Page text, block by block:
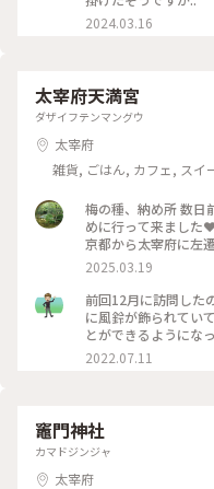
2024.03.16
太宰府天満宮
ダザイフテンマングウ
太宰府
雑貨, ごはん, カフェ, スイ
梅の種、納め所 数日
めに行って来ました
京都から太宰府に左
梅の伝説。 梅には天
ならぬと納める場所
した(笑) ふんわりと
うです☺️ #アートな
2025.03.19
前回12月に訪問した
に風鈴が飾られてい
とができるようにな
願いつつ、息子の就
ょうか
2022.07.11
竈門神社
カマドジンジャ
太宰府